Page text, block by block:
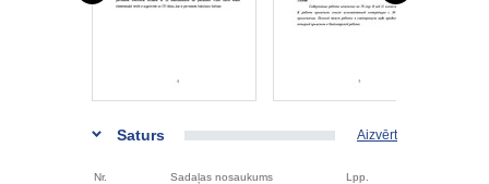
Saturs Aizvērt
Nr. Sadaļas nosaukums Lpp.